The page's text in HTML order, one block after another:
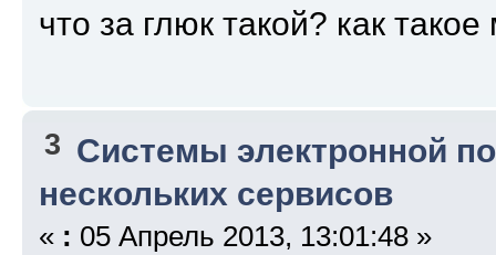
что за глюк такой? как
3 Системы электронной
нескольких сервисов
« : 05 Апрель 2013, 13:01:48 »